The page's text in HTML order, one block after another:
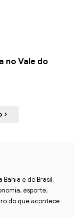
no Vale do
e do Brasil.
esporte,
do que acontece